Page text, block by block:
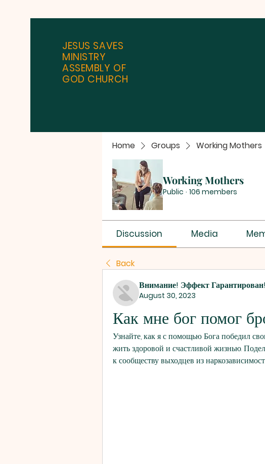
JESUS SAVES
MINISTRY
ASSEMBLY OF
GOD CHURCH
Home Groups Working Mothers
Working Mothers
Public · 106 members
Discussion Media
Back
Внимание! Эффект Гарантирован!
August 30, 2023
Как мне бог помог
Узнайте, как я с помощью Бога победил
жить здоровой и счастливой жизнью.
к сообществу выходцев из